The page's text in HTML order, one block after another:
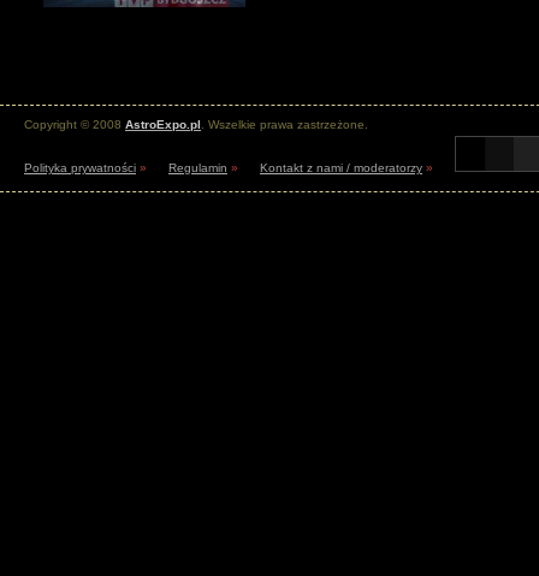
Copyright © 2008 AstroExpo.pl . Wszelkie prawa zastrzeżone.
Polityka prywatności » Regulamin » Kontakt z nami / moderatorzy »